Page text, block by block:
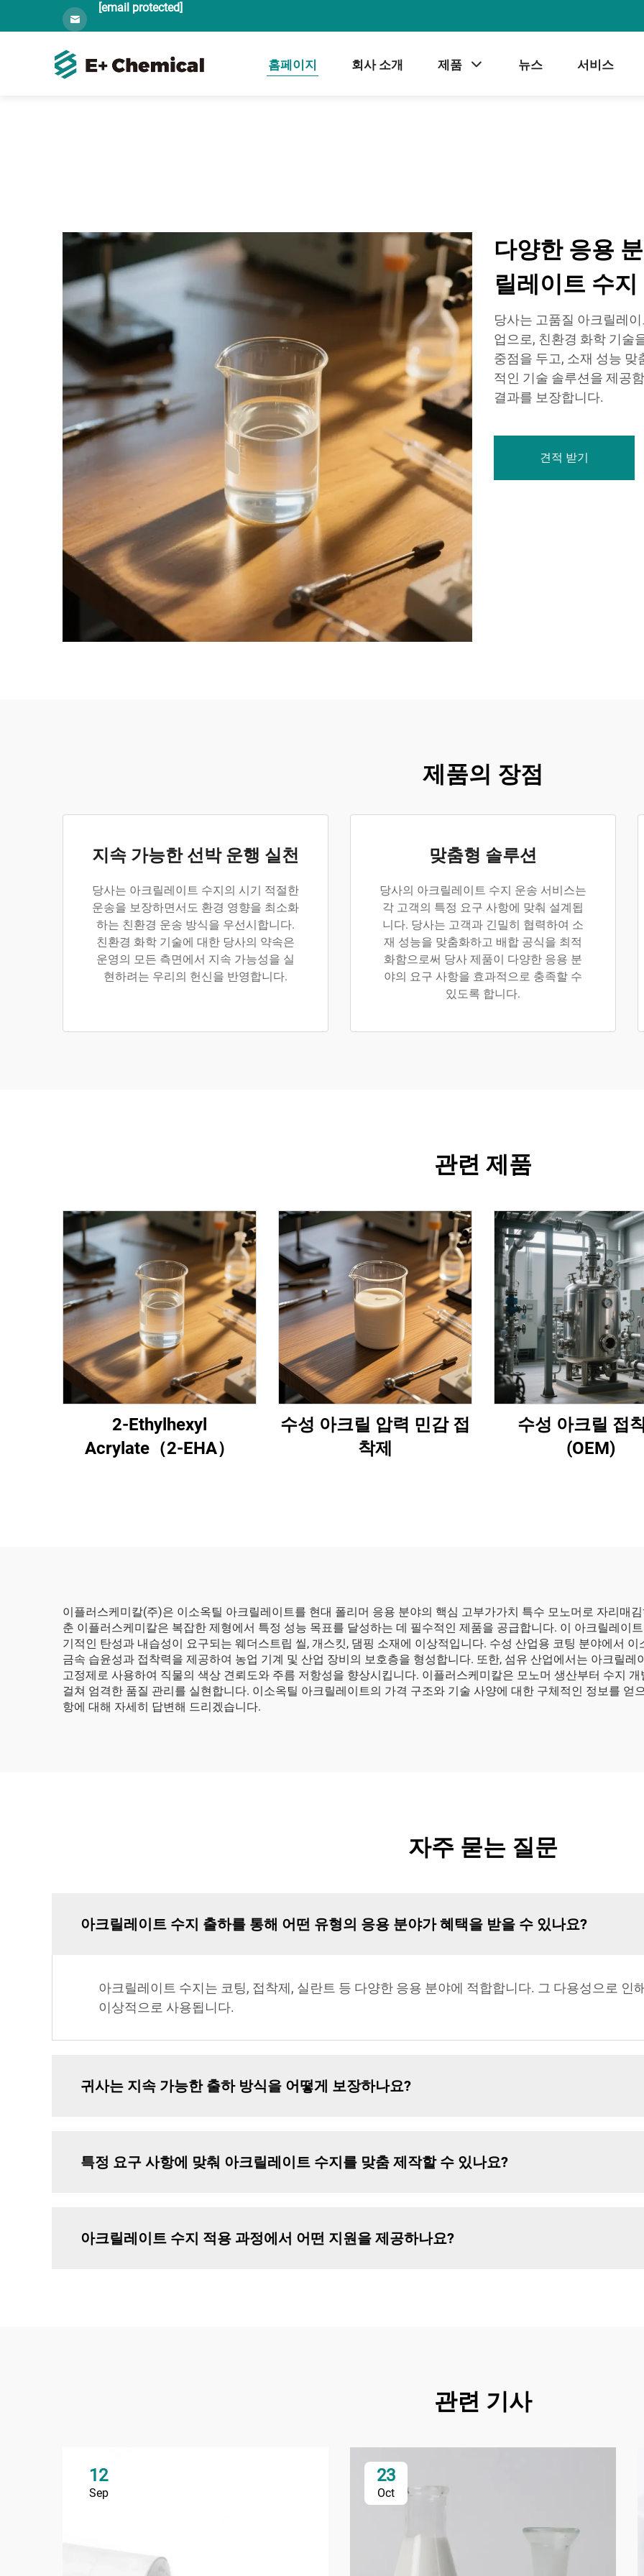
[email protected]
홈페이지 회사 소개 제품 뉴스 서비스
다양한 응용
릴레이트 수
당사는 고품질 아크릴레
업으로, 친환경 화학 기술
중점을 두고, 소재 성능
적인 기술 솔루션을 제공
결과를 보장합니다.
견적 받기
제품의 장점
지속 가능한 선박 운행 실천
당사는 아크릴레이트 수지의 시기 적절한
운송을 보장하면서도 환경 영향을 최소화
하는 친환경 운송 방식을 우선시합니다.
친환경 화학 기술에 대한 당사의 약속은
운영의 모든 측면에서 지속 가능성을 실
현하려는 우리의 헌신을 반영합니다.
맞춤형 솔루션
당사의 아크릴레이트 수지 운송 서비스는
각 고객의 특정 요구 사항에 맞춰 설계됩
니다. 당사는 고객과 긴밀히 협력하여 소
재 성능을 맞춤화하고 배합 공식을 최적
화함으로써 당사 제품이 다양한 응용 분
야의 요구 사항을 효과적으로 충족할 수
있도록 합니다.
관련 제품
2-Ethylhexyl
Acrylate（2-EHA）
수성 아크릴 압력 민감 접
착제
수성 아크릴 접
(OEM)
이플러스케미칼(주)은 이소옥틸 아크릴레이트를 현대 폴리머 응용 분야의 핵심 고부가가치 특수 모노머로 자리매
춘 이플러스케미칼은 복잡한 제형에서 특정 성능 목표를 달성하는 데 필수적인 제품을 공급합니다. 이 아크릴레이
기적인 탄성과 내습성이 요구되는 웨더스트립 씰, 개스킷, 댐핑 소재에 이상적입니다. 수성 산업용 코팅 분야에서
금속 습윤성과 접착력을 제공하여 농업 기계 및 산업 장비의 보호층을 형성합니다. 또한, 섬유 산업에서는 아크릴
고정제로 사용하여 직물의 색상 견뢰도와 주름 저항성을 향상시킵니다. 이플러스케미칼은 모노머 생산부터 수지
걸쳐 엄격한 품질 관리를 실현합니다. 이소옥틸 아크릴레이트의 가격 구조와 기술 사양에 대한 구체적인 정보를 얻
항에 대해 자세히 답변해 드리겠습니다.
자주 묻는 질문
아크릴레이트 수지 출하를 통해 어떤 유형의 응용 분야가 혜택을 받을 수 있나요?
아크릴레이트 수지는 코팅, 접착제, 실란트 등 다양한 응용 분야에 적합합니다. 그 다용성으로 인
이상적으로 사용됩니다.
귀사는 지속 가능한 출하 방식을 어떻게 보장하나요?
특정 요구 사항에 맞춰 아크릴레이트 수지를 맞춤 제작할 수 있나요?
아크릴레이트 수지 적용 과정에서 어떤 지원을 제공하나요?
관련 기사
12
Sep
23
Oct